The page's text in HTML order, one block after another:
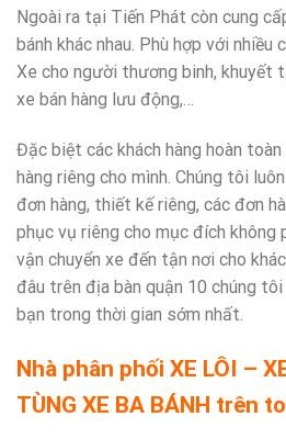
Ngoài ra tại Tiến Phát còn cung
bánh khác nhau. Phù hợp với nhiều
Xe cho người thương binh, khuyết
xe bán hàng lưu động,…
Đặc biệt các khách hàng hoàn
hàng riêng cho mình. Chúng tôi
đơn hàng, thiết kế riêng, các đơn
phục vụ riêng cho mục đích không
vận chuyển xe đến tận nơi cho
đâu trên địa bàn quận 10 chúng
bạn trong thời gian sớm nhất.
Nhà phân phối XE LÔI –
TÙNG XE BA BÁNH trên